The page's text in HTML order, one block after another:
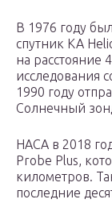
В 1976 году
спутник КА
на расстояние
исследования
1990 году
Солнечный
НАСА в 2018
Probe Plus,
километров.
последние